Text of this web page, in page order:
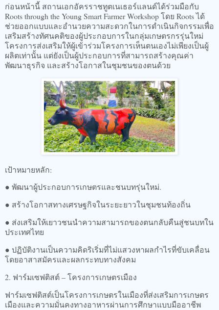
ก่อนหน้านี้ สถานเอกอัครราชทูตเนเธอร์แลนด์ได้ร่วมมือกับ
Roots through the Young Smart Farmer Workshop โดย Roots ได้
ช่วยออกแบบและอำนวยความสะดวกในการดำเนินกิจกรรมเพื่อ
เสริมสร้างทัศนคติของผู้ประกอบการในกลุ่มเกษตรกรรุ่นใหม่
โครงการส่งเสริมให้ผู้เข้าร่วมโครงการเห็นตนเองไม่เพียงเป็นผู้
ผลิตเท่านั้น แต่ยังเป็นผู้ประกอบการที่สามารถสร้างคุณค่า
พัฒนาธุรกิจ และสร้างโอกาสในชุมชนของตนด้วย
เป้าหมายหลัก:
● พัฒนาผู้ประกอบการเกษตรและชนบทรุ่นใหม่.
● สร้างโอกาสทางเศรษฐกิจในระยะยาวในชุมชนท้องถิ่น
● ส่งเสริมให้เยาวชนนำความสามารถของตนกลับคืนสู่ชนบทใน
ประเทศไทย
● ปฏิบัติงานเป็นความคิดริเริ่มที่ไม่แสวงหาผลกำไรที่ขับเคลื่อน
โดยอาสาสมัครและผลกระทบทางสังคม
2. ฟาร์มเซฟติสต์ – โครงการเกษตรเมือง
ฟาร์มเซฟติสต์เป็นโครงการเกษตรในเมืองที่ส่งเสริมการเกษตร
เมืองและความมั่นคงทางอาหารผ่านการศึกษาแบบมืออาชีพ